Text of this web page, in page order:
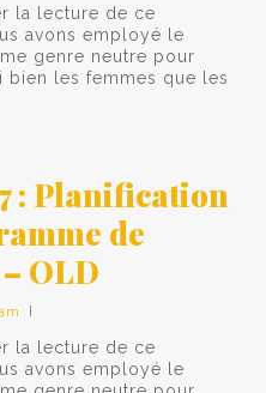
la lecture de ce
avons employé le
genre neutre pour
bien les femmes que les
: Planification
de
OLD
la lecture de ce
avons employé le